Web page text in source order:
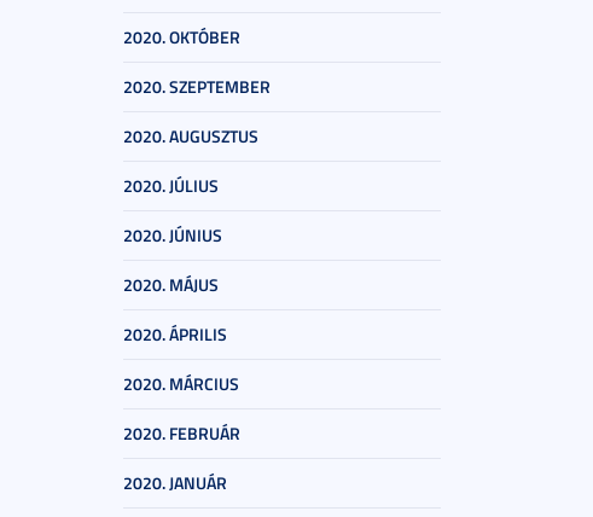
2020. OKTÓBER
2020. SZEPTEMBER
2020. AUGUSZTUS
2020. JÚLIUS
2020. JÚNIUS
2020. MÁJUS
2020. ÁPRILIS
2020. MÁRCIUS
2020. FEBRUÁR
2020. JANUÁR